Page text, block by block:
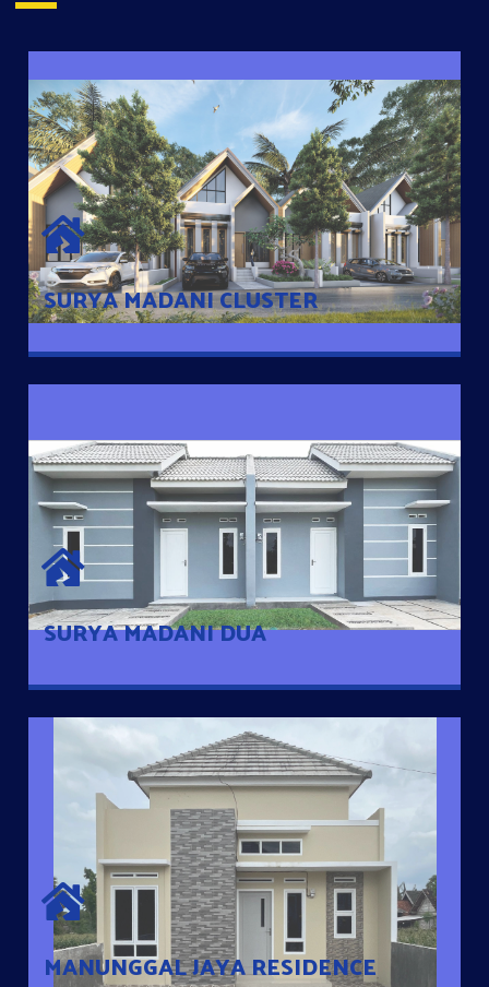
SURYA MADANI CLUSTER
SURYA MADANI CLUSTER
Desain Modern Minimalis dengan Konsep Rumah Pintar
Sehingga Memudahkan Penghuni mengakses rumahnya
dengan Ponsel
SURYA MADANI DUA
SURYA MADANI DUA
Satu-satunya Hunian nyaman dengan harga subsidi hanya 100
jutaan dengan lokasi strategis di Tuban
MANUNGGAL JAYA RESIDENCE
MANUNGGAL JAYA RESIDENCE
Cluster Exclusive dengan one Gate System, terdapat taman
mini dan memiliki jarak 200m dari jalan nasional serta dekat
dengan pusat kota